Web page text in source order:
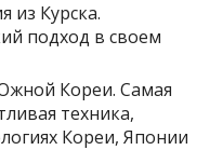
из Курска.
подход в своем
Кореи. Самая
техника,
Кореи, Японии